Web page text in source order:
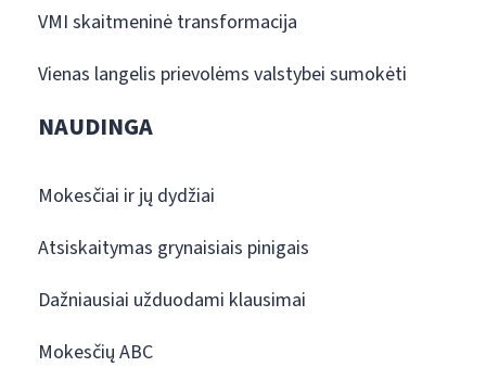
VMI skaitmeninė transformacija
Vienas langelis prievolėms valstybei sumokėti
NAUDINGA
Mokesčiai ir jų dydžiai
Atsiskaitymas grynaisiais pinigais
Dažniausiai užduodami klausimai
Mokesčių ABC